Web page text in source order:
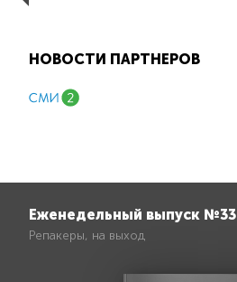
НОВОСТИ ПАРТНЕРОВ
Еженедельный выпуск №33
Репакеры, на выход